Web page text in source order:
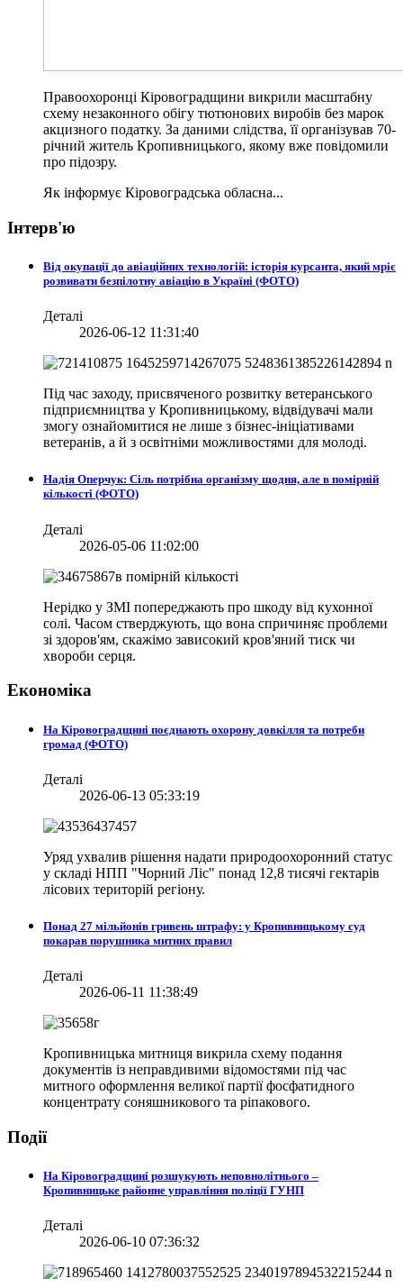
Правоохоронці Кіровоградщини викрили масштабну
схему незаконного обігу тютюнових виробів без марок
акцизного податку. За даними слідства, її організував 70-
річний житель Кропивницького, якому вже повідомили
про підозру.
Як інформує Кіровоградська обласна...
Інтерв'ю
Від окупації до авіаційних технологій: історія курсанта, який мріє
розвивати безпілотну авіацію в Україні (ФОТО)
Деталі
2026-06-12 11:31:40
Під час заходу, присвяченого розвитку ветеранського
підприємництва у Кропивницькому, відвідувачі мали
змогу ознайомитися не лише з бізнес-ініціативами
ветеранів, а й з освітніми можливостями для молоді.
Надія Оперчук: Сіль потрібна організму щодня, але в помірній
кількості (ФОТО)
Деталі
2026-05-06 11:02:00
Нерідко у ЗМІ попереджають про шкоду від кухонної
солі. Часом стверджують, що вона спричиняє проблеми
зі здоров'ям, скажімо зависокий кров'яний тиск чи
хвороби серця.
Економіка
На Кіровоградщині поєднають охорону довкілля та потреби
громад (ФОТО)
Деталі
2026-06-13 05:33:19
Уряд ухвалив рішення надати природоохоронний статус
у складі НПП "Чорний Ліс" понад 12,8 тисячі гектарів
лісових територій регіону.
Понад 27 мільйонів гривень штрафу: у Кропивницькому суд
покарав порушника митних правил
Деталі
2026-06-11 11:38:49
Кропивницька митниця викрила схему подання
документів із неправдивими відомостями під час
митного оформлення великої партії фосфатидного
концентрату соняшникового та ріпакового.
Події
На Кіровоградщині розшукують неповнолітнього –
Кропивницьке районне управління поліції ГУНП
Деталі
2026-06-10 07:36:32